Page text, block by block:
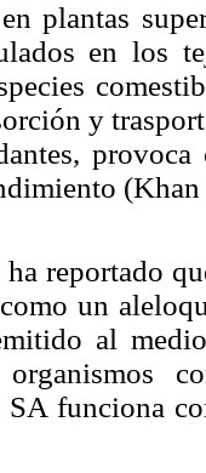
plantas
en los
y
reportado
un
al
SA funciona